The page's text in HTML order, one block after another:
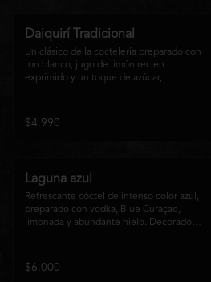
Daiquirí Tradicional
Un clásico de la coctelería preparado con
ron blanco, jugo de limón recién
exprimido y un toque de azúcar,
cóctel equilibrado, de notas cítricas y
sabor intenso, perfecto para disfrutar en
$4.990
Laguna azul
Refrescante cóctel de intenso color azul,
preparado con vodka, Blue Curaçao,
limonada y abundante hielo. Decorado
final fresco, ideal para cualquier ocasión.
$6.000